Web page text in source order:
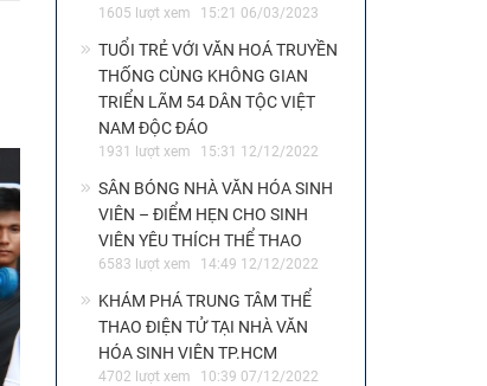
1605 lượt xem 15:21 06/03/2023
TUỔI TRẺ VỚI VĂN HOÁ TRUYỀN
THỐNG CÙNG KHÔNG GIAN
TRIỂN LÃM 54 DÂN TỘC VIỆT
NAM ĐỘC ĐÁO
1931 lượt xem 15:31 12/12/2022
SÂN BÓNG NHÀ VĂN HÓA SINH
VIÊN – ĐIỂM HẸN CHO SINH
VIÊN YÊU THÍCH THỂ THAO
6583 lượt xem 14:49 12/12/2022
KHÁM PHÁ TRUNG TÂM THỂ
THAO ĐIỆN TỬ TẠI NHÀ VĂN
HÓA SINH VIÊN TP.HCM
4702 lượt xem 10:39 07/12/2022